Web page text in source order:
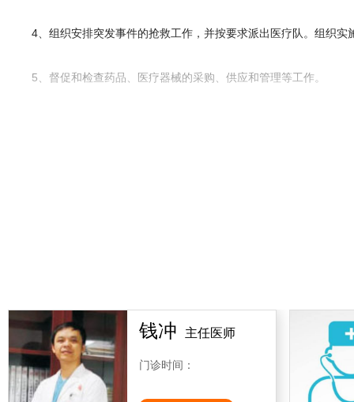
4、组织安排突发事件的抢救工作，并按要求派出医疗队。组织实
5、督促和检查药品、医疗器械的采购、供应和管理等工作。
10、经常深入医疗业务科室了解业务工作开展情况并向院长汇报
11、负责病人转院转诊的管理。
钱冲 主任医师
门诊时间：